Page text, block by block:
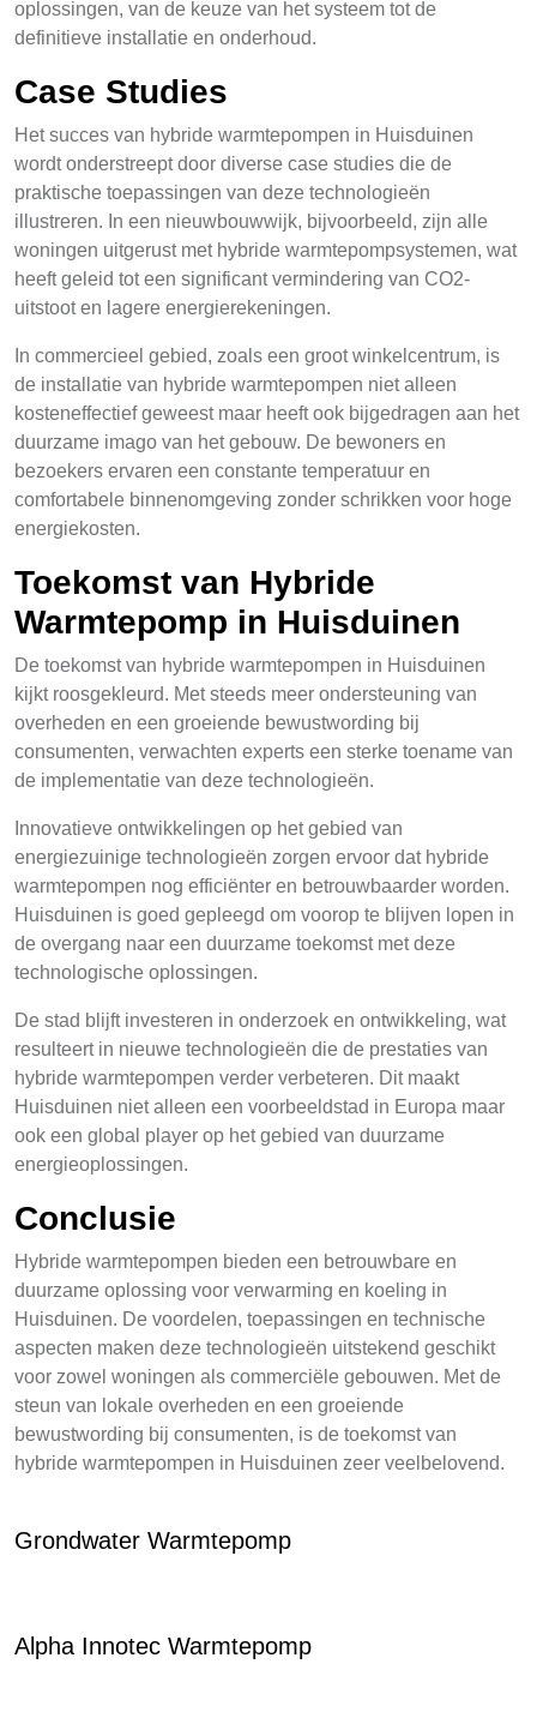
oplossingen, van de keuze van het systeem tot de
definitieve installatie en onderhoud.
Case Studies
Het succes van hybride warmtepompen in Huisduinen
wordt onderstreept door diverse case studies die de
praktische toepassingen van deze technologieën
illustreren. In een nieuwbouwwijk, bijvoorbeeld, zijn alle
woningen uitgerust met hybride warmtepompsystemen, wat
heeft geleid tot een significant vermindering van CO2-
uitstoot en lagere energierekeningen.
In commercieel gebied, zoals een groot winkelcentrum, is
de installatie van hybride warmtepompen niet alleen
kosteneffectief geweest maar heeft ook bijgedragen aan het
duurzame imago van het gebouw. De bewoners en
bezoekers ervaren een constante temperatuur en
comfortabele binnenomgeving zonder schrikken voor hoge
energiekosten.
Toekomst van Hybride
Warmtepomp in Huisduinen
De toekomst van hybride warmtepompen in Huisduinen
kijkt roosgekleurd. Met steeds meer ondersteuning van
overheden en een groeiende bewustwording bij
consumenten, verwachten experts een sterke toename van
de implementatie van deze technologieën.
Innovatieve ontwikkelingen op het gebied van
energiezuinige technologieën zorgen ervoor dat hybride
warmtepompen nog efficiënter en betrouwbaarder worden.
Huisduinen is goed gepleegd om voorop te blijven lopen in
de overgang naar een duurzame toekomst met deze
technologische oplossingen.
De stad blijft investeren in onderzoek en ontwikkeling, wat
resulteert in nieuwe technologieën die de prestaties van
hybride warmtepompen verder verbeteren. Dit maakt
Huisduinen niet alleen een voorbeeldstad in Europa maar
ook een global player op het gebied van duurzame
energieoplossingen.
Conclusie
Hybride warmtepompen bieden een betrouwbare en
duurzame oplossing voor verwarming en koeling in
Huisduinen. De voordelen, toepassingen en technische
aspecten maken deze technologieën uitstekend geschikt
voor zowel woningen als commerciële gebouwen. Met de
steun van lokale overheden en een groeiende
bewustwording bij consumenten, is de toekomst van
hybride warmtepompen in Huisduinen zeer veelbelovend.
Grondwater Warmtepomp
Alpha Innotec Warmtepomp